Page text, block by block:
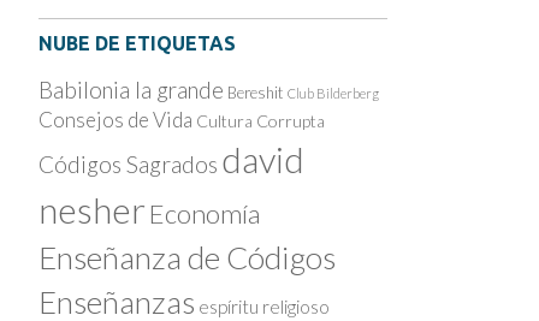
NUBE DE ETIQUETAS
Babilonia la grande Bereshit Club Bilderberg
Consejos de Vida Cultura Corrupta
Códigos Sagrados david
nesher Economía
Enseñanza de Códigos
Enseñanzas espíritu religioso